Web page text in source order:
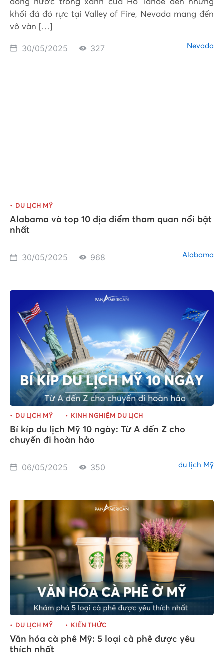
dòng nước trong xanh của Hồ Tahoe đến những
khối đá đỏ rực tại Valley of Fire, Nevada mang đến
vô vàn […]
30/05/2025 327 Nevada
DU LỊCH MỸ
Alabama và top 10 địa điểm tham quan nổi bật
nhất
30/05/2025 968 Alabama
DU LỊCH MỸ KINH NGHIỆM DU LỊCH
Bí kíp du lịch Mỹ 10 ngày: Từ A đến Z cho
chuyến đi hoàn hảo
06/05/2025 350 du lịch Mỹ
DU LỊCH MỸ KIẾN THỨC
Văn hóa cà phê Mỹ: 5 loại cà phê được yêu
thích nhất